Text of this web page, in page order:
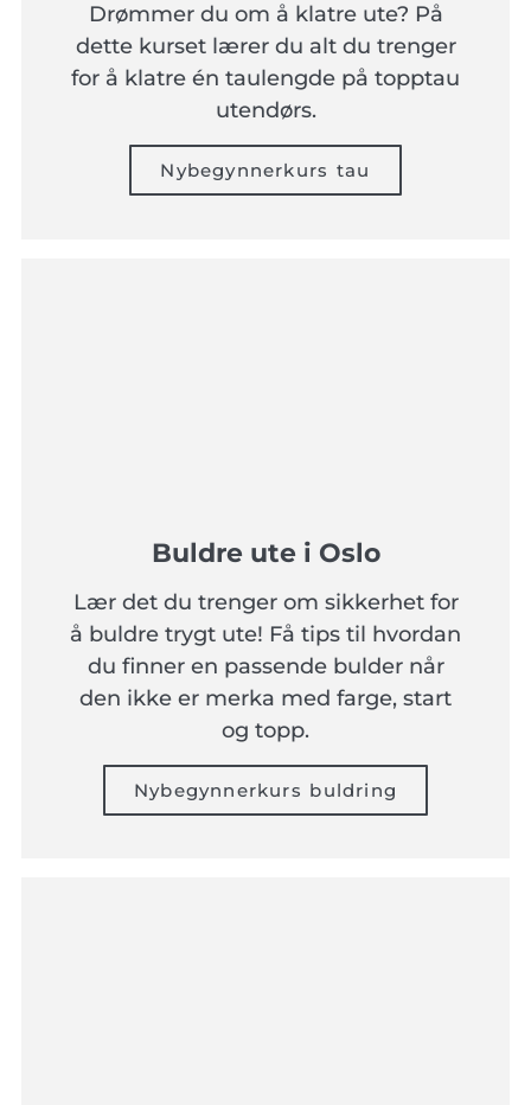
Drømmer du om å klatre ute? På
dette kurset lærer du alt du trenger
for å klatre én taulengde på topptau
utendørs.
Nybegynnerkurs tau
Buldre ute i Oslo
Lær det du trenger om sikkerhet for
å buldre trygt ute! Få tips til hvordan
du finner en passende bulder når
den ikke er merka med farge, start
og topp.
Nybegynnerkurs buldring